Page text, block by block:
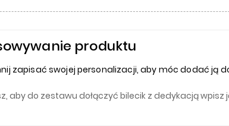
produktu
zapisać swojej personalizacji, aby móc dodać ją
aby do zestawu dołączyć bilecik z dedykacją wpisz